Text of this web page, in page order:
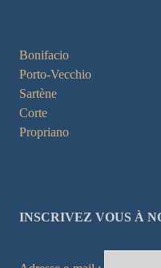
Bonifacio
Porto-Vecchio
Sartène
Corte
Propriano
INSCRIVEZ VOUS À